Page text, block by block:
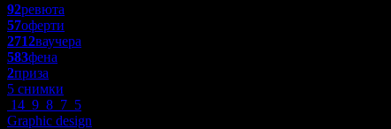
92ревюта
57оферти
2712ваучера
583фена
2приза
5 снимки
14 9 8 7 5
Graphic design